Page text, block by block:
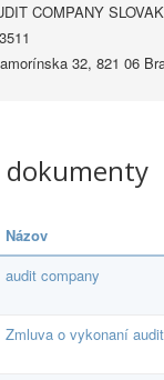
COMPANY
32, 821 06
dokumenty
Názov
audit company
Zmluva o vykonaní